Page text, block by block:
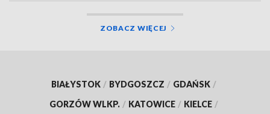
ZOBACZ WIĘCEJ
BIAŁYSTOK / BYDGOSZCZ / GDAŃSK /
GORZÓW WLKP. / KATOWICE / KIELCE /